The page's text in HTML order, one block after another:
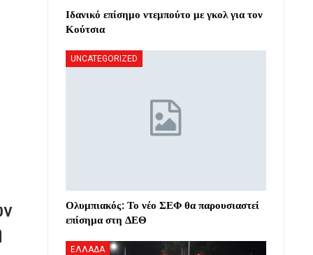
Ιδανικό επίσημο ντεμπούτο με γκολ για τον
Κούτσια
UNCATEGORIZED
Ολυμπιακός: Το νέο ΣΕΦ θα παρουσιαστεί
επίσημα στη ΔΕΘ
ΕΛΛΑΔΑ